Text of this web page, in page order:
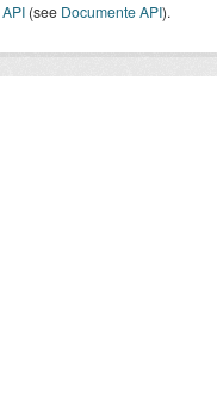
API (see Documente API).